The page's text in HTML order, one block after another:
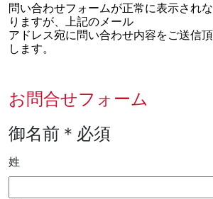
問い合わせフォームが正常に表示され
りますが、上記のメール
アドレス宛に問い合わせ内容をご送信
します。
お問合せフォーム
御名前 ＊必須
姓